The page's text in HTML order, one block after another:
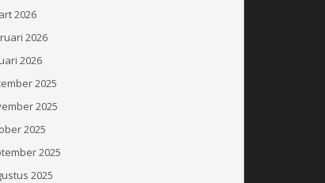
2026
2026
2026
2025
2025
2025
2025
2025